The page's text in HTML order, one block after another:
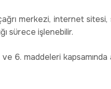
merkezi, internet
sürece işlenebilir.
ve 6. maddeleri